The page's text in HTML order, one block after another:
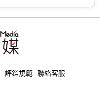
評鑑規範 聯絡客服